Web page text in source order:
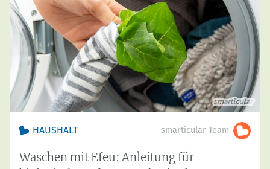
HAUSHALT smarticular Team
Waschen mit Efeu: Anleitung für